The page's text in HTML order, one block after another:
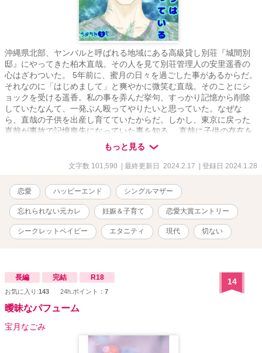
沖縄県北部、ヤンバルと呼ばれる地域にある高級貸し別荘『城間別
邸』にやってきた柏木直哉。その人を見て別荘管理人の安里遥香の
心はざわついた。 5年前に、蜜月の日々を過ごした事があるからだ。
それなのに「はじめまして」と爽やかに微笑む直哉。そのことにシ
ョックを受ける遥香。私の事を弄んだ挙句、すっかり記憶から削除
していたなんて、一発ぶん殴ってやりたいと思っていた。なぜな
ら、直哉の子供を出産し育てていたからだ。しかし、東京に戻った
直哉が事故で記憶喪失になっていた事を知る。 直哉に子供の存在を
告げたいと思う一方で知られたら親権争いで取られてしまうのでは
ないかと言い出せずにいた所、幼馴染で年下だが頼りになる陽太に
告白をされる。幸せな家族の形とは？悩む遥香。直哉への想いに気
ある日、道に飛び出した遥香を直哉が車で轢きそうになる。幸い事
故にならなったが、ショックで直哉の記憶が戻る。想いを伝え合
い、直哉と子供の対面を果たし、ぎこちないながらも家族の形を模
索する。大好きな沖縄を離れて東京に行く事をためらうが前を向い
て歩むと決心する。 テーマは家族の形 安里遥香 29歳 シングルマ
ザー 柏木直哉 32歳 Kロジスティクス副社長 城間陽太 27歳 遥
もっと見る
文字数 101,590 | 最終更新日 2024.2.17 | 登録日 2024.1.28
恋愛 ハッピーエンド シングルマザー
忘れられない元カレ 妊娠＆子育て 恋愛大賞エントリー
シークレットベイビー エタニティ 現代 切ない
長編 完結 R18
お気に入り:143 24h.ポイント： 7
14
曖昧なパフューム
宝月なごみ